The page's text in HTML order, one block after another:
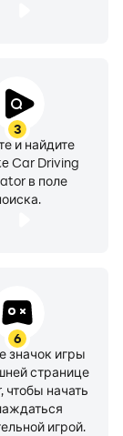
now!
3
и найдите
Car Driving
в поле
6
значок игры
странице
чтобы начать
игрой.